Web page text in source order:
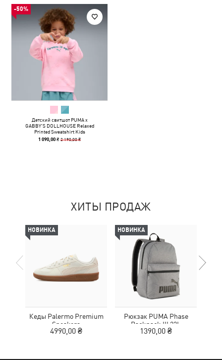
-50%
Детский свитшот PUMA x
GABBY'S DOLLHOUSE Relaxed
Printed Sweatshirt Kids
1 090,00 ₴2 190,00 ₴
ХИТЫ ПРОДАЖ
НОВИНКА
Кеды Palermo Premium
Sneakers
4990,00 ₴
НОВИНКА
Рюкзак PUMA Phase
Backpack III 22L
1390,00 ₴